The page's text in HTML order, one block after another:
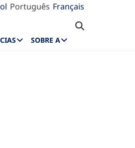
Português Français
SOBRE A